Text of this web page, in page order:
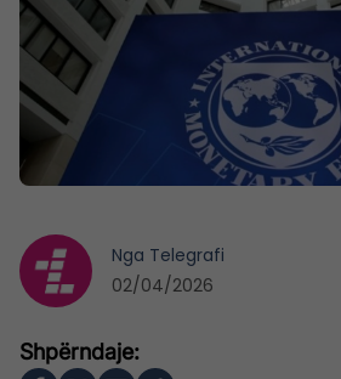
Nga Telegrafi
02/04/2026